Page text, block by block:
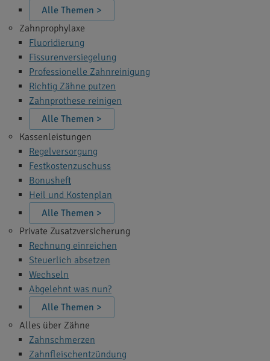
Alle Themen >
Zahnprophylaxe
Fluoridierung
Fissurenversiegelung
Professionelle Zahnreinigung
Richtig Zähne putzen
Zahnprothese reinigen
Alle Themen >
Kassenleistungen
Regelversorgung
Festkostenzuschuss
Bonusheft
Heil und Kostenplan
Alle Themen >
Private Zusatzversicherung
Rechnung einreichen
Steuerlich absetzen
Wechseln
Abgelehnt was nun?
Alle Themen >
Alles über Zähne
Zahnschmerzen
Zahnfleischentzündung